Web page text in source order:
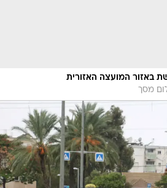
באזור המועצה האזורית
מסך